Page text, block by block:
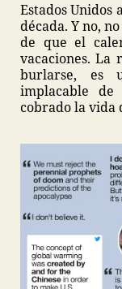
Estados
década. Y no,
de que el
vacaciones.
burlarse, es
implacable
cobrado la vida